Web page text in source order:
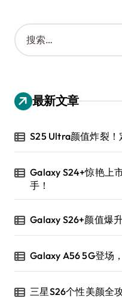
搜
索
：
最新文章
S25 Ultra颜值炸裂
Galaxy S24+惊艳上
手！
Galaxy S26+颜值爆
Galaxy A56 5G登场
三星S26个性美颜全